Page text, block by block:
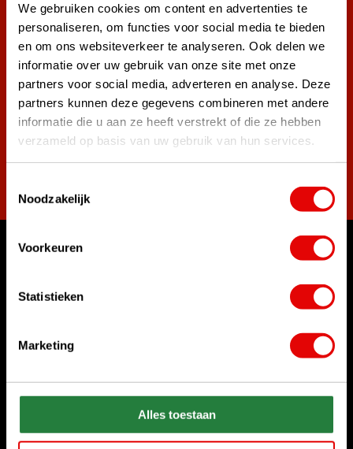
We gebruiken cookies om content en advertenties te
personaliseren, om functies voor social media te bieden
en om ons websiteverkeer te analyseren. Ook delen we
informatie over uw gebruik van onze site met onze
partners voor social media, adverteren en analyse. Deze
partners kunnen deze gegevens combineren met andere
informatie die u aan ze heeft verstrekt of die ze hebben
verzameld op basis van uw gebruik van hun services.
Noodzakelijk
Voorkeuren
Statistieken
Marketing
Alles toestaan
Mehr als 38.000 Kunden haben sich bereits
angemeldet.
Melde dich für den Newsletter an und verpasse nie wieder
die besten Golfangebote!
Rufen Sie uns an
Chatten Sie mit uns
Senden Sie uns eine E-Mail
sales@golfdriver.nl